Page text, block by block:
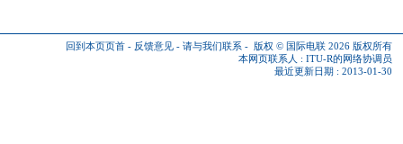
回到本页页首 - 反馈意见 - 请与我们联系 - 版权 © 国际电联 2026 版权所有
本网页联系人 : ITU-R的网络协调员
最近更新日期 : 2013-01-30